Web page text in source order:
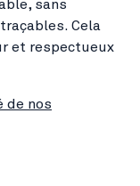
sans
Cela
et respectueux
de nos